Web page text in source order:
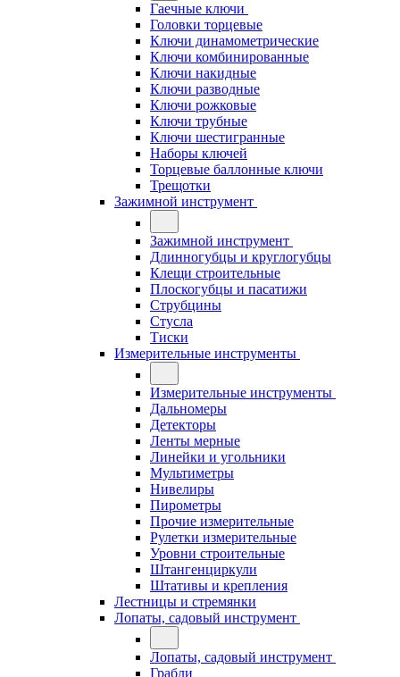
Гаечные ключи
Головки торцевые
Ключи динамометрические
Ключи комбинированные
Ключи накидные
Ключи разводные
Ключи рожковые
Ключи трубные
Ключи шестигранные
Наборы ключей
Торцевые баллонные ключи
Трещотки
Зажимной инструмент
Зажимной инструмент
Длинногубцы и круглогубцы
Клещи строительные
Плоскогубцы и пасатижи
Струбцины
Стусла
Тиски
Измерительные инструменты
Измерительные инструменты
Дальномеры
Детекторы
Ленты мерные
Линейки и угольники
Мультиметры
Нивелиры
Пирометры
Прочие измерительные
Рулетки измерительные
Уровни строительные
Штангенциркули
Штативы и крепления
Лестницы и стремянки
Лопаты, садовый инструмент
Лопаты, садовый инструмент
Грабли